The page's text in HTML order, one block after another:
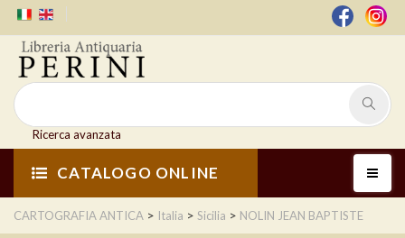
Ricerca avanzata
CATALOGO ONLINE
CARTOGRAFIA ANTICA > Italia > Sicilia > NOLIN JEAN BAPTISTE